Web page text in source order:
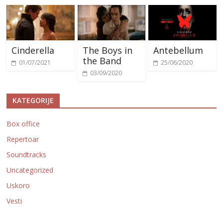
Cinderella
01/07/2021
The Boys in
the Band
03/09/2020
Antebellum
25/06/2020
KATEGORIJE
Box office
Repertoar
Soundtracks
Uncategorized
Uskoro
Vesti